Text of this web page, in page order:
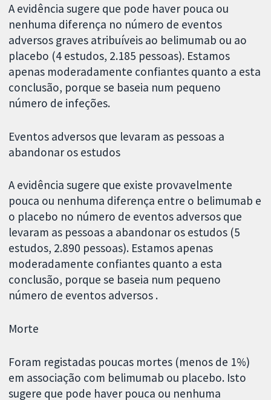
A evidência sugere que pode haver pouca ou
nenhuma diferença no número de eventos
adversos graves atribuíveis ao belimumab ou ao
placebo (4 estudos, 2.185 pessoas). Estamos
apenas moderadamente confiantes quanto a esta
conclusão, porque se baseia num pequeno
número de infeções.
Eventos adversos que levaram as pessoas a
abandonar os estudos
A evidência sugere que existe provavelmente
pouca ou nenhuma diferença entre o belimumab e
o placebo no número de eventos adversos que
levaram as pessoas a abandonar os estudos (5
estudos, 2.890 pessoas). Estamos apenas
moderadamente confiantes quanto a esta
conclusão, porque se baseia num pequeno
número de eventos adversos .
Morte
Foram registadas poucas mortes (menos de 1%)
em associação com belimumab ou placebo. Isto
sugere que pode haver pouca ou nenhuma